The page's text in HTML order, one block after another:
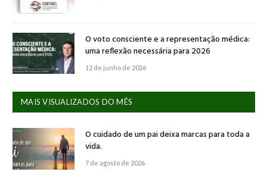
O voto consciente e a representação médica:
uma reflexão necessária para 2026
12 de junho de 2026
MAIS VISUALIZADOS DO MÊS
O cuidado de um pai deixa marcas para toda a
vida.
7 de agosto de 2026